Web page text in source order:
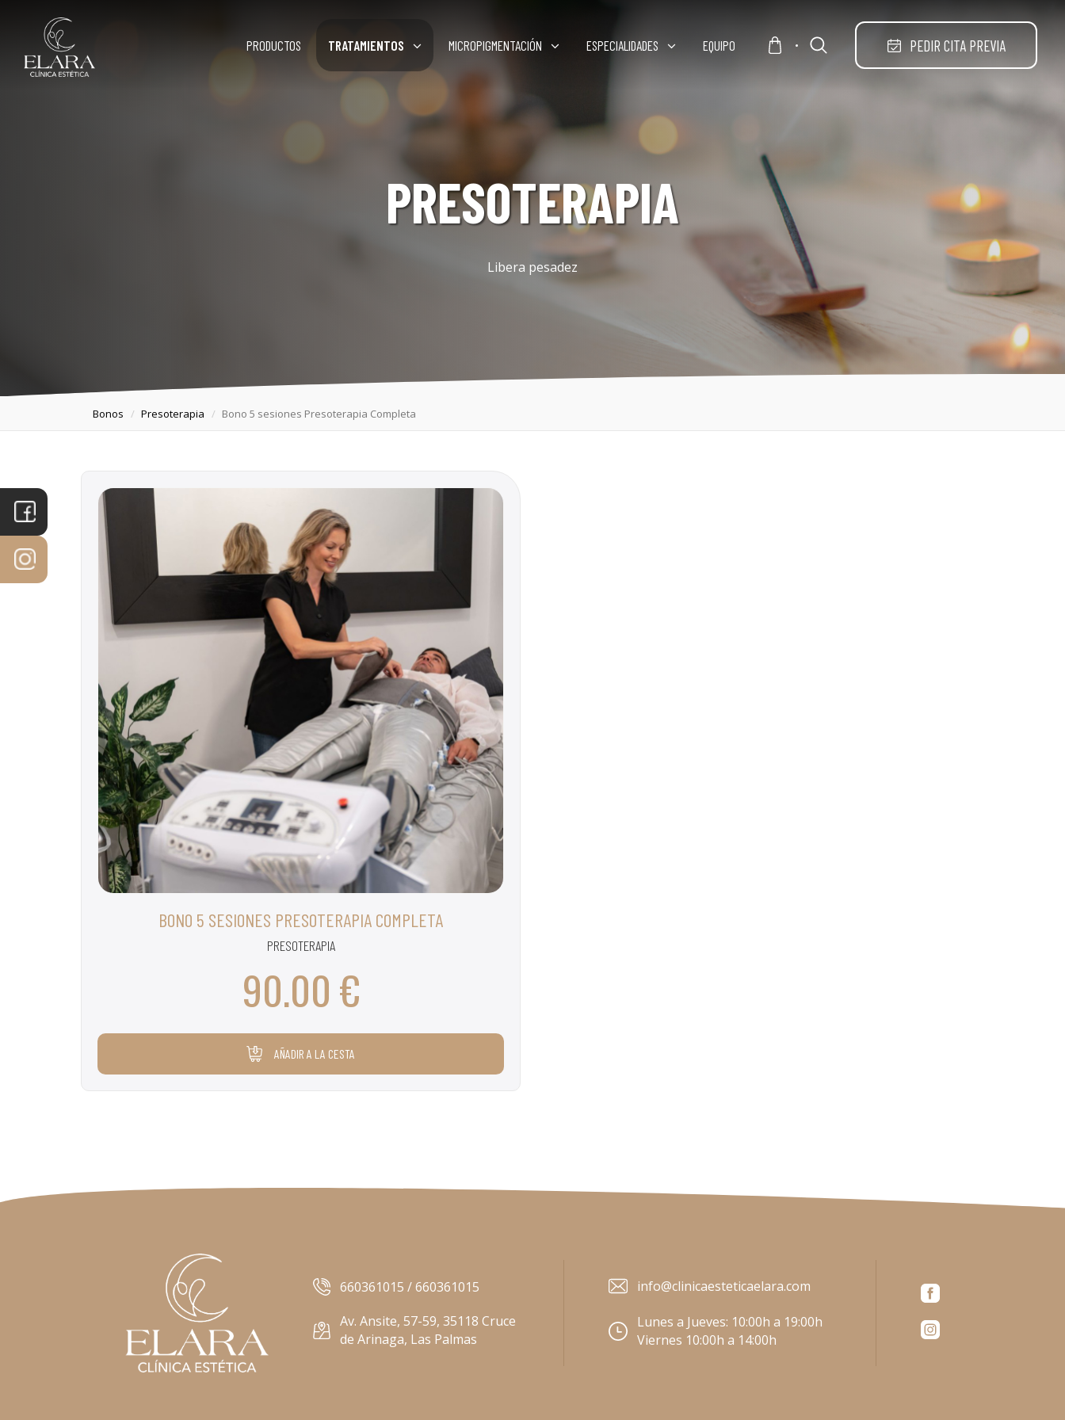
PRODUCTOS TRATAMIENTOS MICROPIGMENTACIÓN ESPECIALIDADES EQUIPO PEDIR CITA PREVIA
PRESOTERAPIA
Libera pesadez
Bonos Presoterapia Bono 5 sesiones Presoterapia Completa
BONO 5 SESIONES PRESOTERAPIA COMPLETA
PRESOTERAPIA
90.00 €
AÑADIR A LA CESTA
660361015 / 660361015
Av. Ansite, 57-59, 35118 Cruce
de Arinaga, Las Palmas
info@clinicaesteticaelara.com
Lunes a Jueves: 10:00h a 19:00h
Viernes 10:00h a 14:00h
TRATAMIENTOS
MICROPIGMENTACIÓN
ESPECIALIDADES